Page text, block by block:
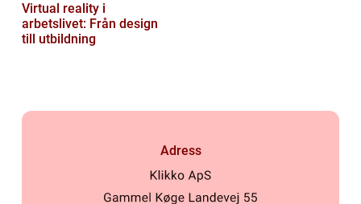
Virtual reality i
arbetslivet: Från design
till utbildning
Adress